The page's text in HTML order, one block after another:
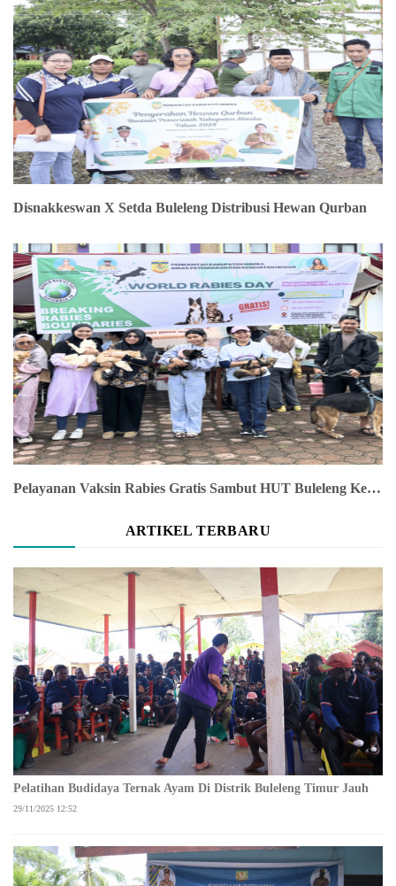
Disnakkeswan X Setda Buleleng Distribusi Hewan Qurban
Pelayanan Vaksin Rabies Gratis Sambut HUT Buleleng Ke-28
ARTIKEL TERBARU
Pelatihan Budidaya Ternak Ayam Di Distrik Buleleng Timur Jauh
29/11/2025 12:52